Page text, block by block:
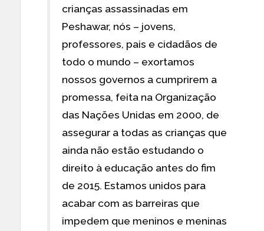
crianças assassinadas em
Peshawar, nós – jovens,
professores, pais e cidadãos de
todo o mundo – exortamos
nossos governos a cumprirem a
promessa, feita na Organização
das Nações Unidas em 2000, de
assegurar a todas as crianças que
ainda não estão estudando o
direito à educação antes do fim
de 2015. Estamos unidos para
acabar com as barreiras que
impedem que meninos e meninas